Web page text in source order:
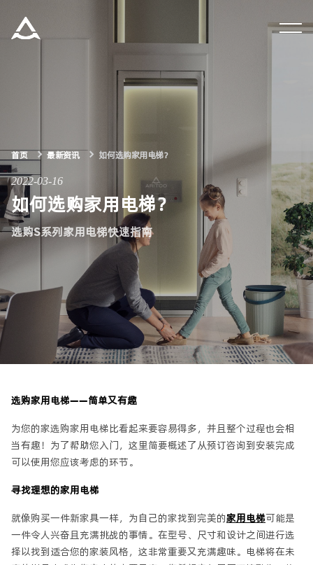
集团资讯
关于瑞特科
合作伙伴
CN
首页 最新资讯 如何选购家用电梯？
2022-03-16
如何选购家用电梯？
选购S系列家用电梯快速指南
选购家用电梯——简单又有趣
为您的家选购家用电梯比看起来要容易得多，并且整个过程也会相
当有趣！为了帮助您入门，这里简要概述了从预订咨询到安装完成
可以使用您应该考虑的环节。
寻找理想的家用电梯
就像购买一件新家具一样，为自己的家找到完美的家用电梯可能是
一件令人兴奋且充满挑战的事情。在型号、尺寸和设计之间进行选
择以找到适合您的家装风格，这非常重要又充满趣味。电梯将在未